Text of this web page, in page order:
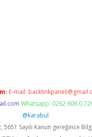
E-mail:
Whatsapp: 0262 606 0
@karabul
5651 Sayılı Kanun gereğince